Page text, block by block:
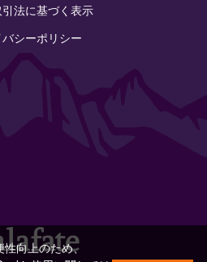
法に基づく表示
シーポリシー
向上のため、